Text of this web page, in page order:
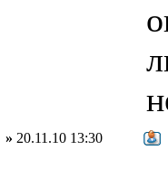
» 20.11.10 13:30